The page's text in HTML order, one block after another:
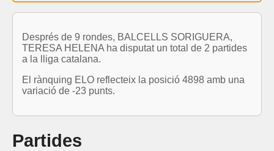
Després de 9 rondes, BALCELLS SORIGUERA,
TERESA HELENA ha disputat un total de 2 partides
a la lliga catalana.
El rànquing ELO reflecteix la posició 4898 amb una
variació de -23 punts.
Partides